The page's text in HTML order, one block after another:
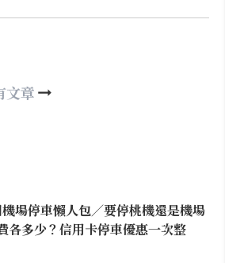
文章
場停車懶人包／要停桃機還是機場
各多少？信用卡停車優惠一次整